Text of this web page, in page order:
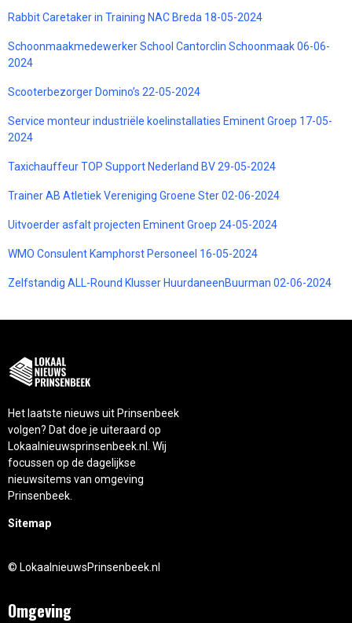
Rabbit Caretaker in Training NAC Breda 18-05-2024
Schoonmaakmedewerker School Cantorclin Schoonmaak 06-06-
2024
Scooterbezorger Domino’s 22-05-2024
Service monteur industriële koelinstallaties Eminent Groep 17-05-
2024
Taxichauffeur TOP Support Nederland BV 29-05-2024
Trainer AB Atletiek Vereniging Groene Ster 02-06-2024
Uitvoerder asfalt projecten Eminent Groep 24-05-2024
WMO Consulent Kamphorst Personeel 16-05-2024
Zelfstandig ALL-Round Klusser HuurdaneenBuurman 02-06-2024
Het laatste nieuws uit Prinsenbeek
volgen? Dat doe je uiteraard op
Lokaalnieuwsprinsenbeek.nl. Wij
focussen op de dagelijkse
nieuwsitems van omgeving
Prinsenbeek.
Sitemap
© LokaalnieuwsPrinsenbeek.nl
Omgeving